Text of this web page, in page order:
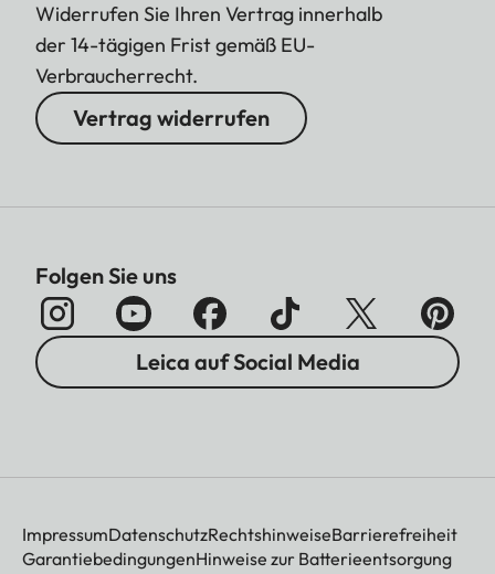
Widerrufen Sie Ihren Vertrag innerhalb
der 14-tägigen Frist gemäß EU-
Verbraucherrecht.
Vertrag widerrufen
Folgen Sie uns
Leica auf Social Media
ImpressumDatenschutzRechtshinweiseBarrierefreiheit
GarantiebedingungenHinweise zur Batterieentsorgung